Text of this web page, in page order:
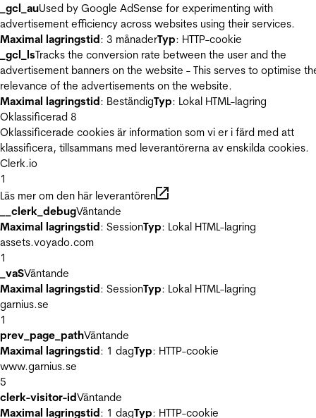
_gcl_auUsed by Google AdSense for experimenting with
advertisement efficiency across websites using their services.
Maximal lagringstid: 3 månaderTyp: HTTP-cookie
_gcl_lsTracks the conversion rate between the user and the
advertisement banners on the website - This serves to optimise
relevance of the advertisements on the website.
Maximal lagringstid: BeständigTyp: Lokal HTML-lagring
Oklassificerad 8
Oklassificerade cookies är information som vi er i färd med att
klassificera, tillsammans med leverantörerna av enskilda cookies.
Clerk.io
1
Läs mer om den här leverantören
__clerk_debugVäntande
Maximal lagringstid: SessionTyp: Lokal HTML-lagring
assets.voyado.com
1
_vaSVäntande
Maximal lagringstid: SessionTyp: Lokal HTML-lagring
garnius.se
1
prev_page_pathVäntande
Maximal lagringstid: 1 dagTyp: HTTP-cookie
www.garnius.se
5
clerk-visitor-idVäntande
Maximal lagringstid: 1 dagTyp: HTTP-cookie